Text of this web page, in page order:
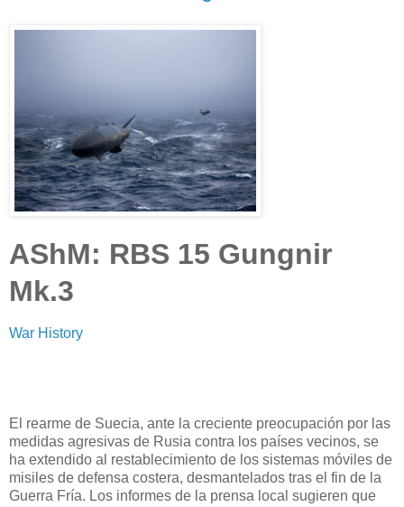
AShM: RBS 15 Gungnir
Mk.3
War History
El rearme de Suecia, ante la creciente preocupación por las
medidas agresivas de Rusia contra los países vecinos, se
ha extendido al restablecimiento de los sistemas móviles de
misiles de defensa costera, desmantelados tras el fin de la
Guerra Fría. Los informes de la prensa local sugieren que